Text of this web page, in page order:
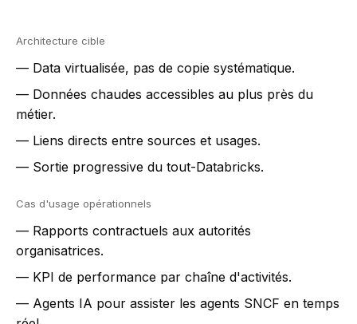
Architecture cible
— Data virtualisée, pas de copie systématique.
— Données chaudes accessibles au plus près du
métier.
— Liens directs entre sources et usages.
— Sortie progressive du tout-Databricks.
Cas d'usage opérationnels
— Rapports contractuels aux autorités
organisatrices.
— KPI de performance par chaîne d'activités.
— Agents IA pour assister les agents SNCF en temps